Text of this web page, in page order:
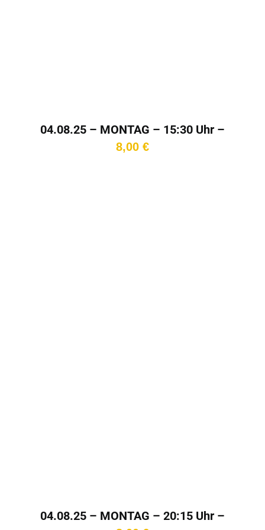
04.08.25 – MONTAG – 15:30 Uhr –
Kinotag
8,00 €
04.08.25 – MONTAG – 20:15 Uhr –